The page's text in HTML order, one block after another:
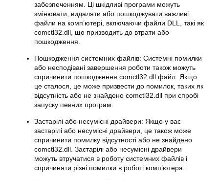
забезпеченням. Ці шкідливі програми можуть
змінювати, видаляти або пошкоджувати важливі
файли на комп’ютері, включаючи файли DLL, такі як
comctl32.dll, що призводить до втрати або
пошкодження.
Пошкодження системних файлів: Системні помилки
або несподівані завершення роботи також можуть
спричинити пошкодження comctl32.dll файл. Якщо
це сталося, це може призвести до помилок, таких як
відсутність або не знайдено comctl32.dll при спробі
запуску певних програм.
Застарілі або несумісні драйвери: Якщо у вас
застарілі або несумісні драйвери, це також може
спричинити помилку відсутності або не знайдено
comctl32.dll. Застарілі або несумісні драйвери
можуть втручатися в роботу системних файлів і
спричиняти різні помилки в роботі комп’ютера.